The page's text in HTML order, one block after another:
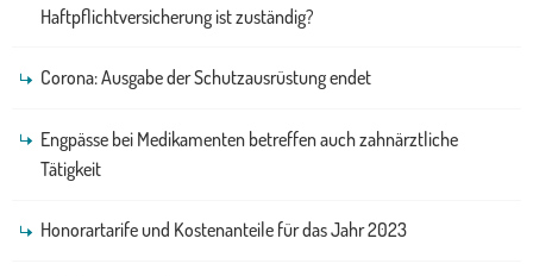
Haftpflichtversicherung ist zuständig?
Corona: Ausgabe der Schutzausrüstung endet
Engpässe bei Medikamenten betreffen auch zahnärztliche
Tätigkeit
Honorartarife und Kostenanteile für das Jahr 2023